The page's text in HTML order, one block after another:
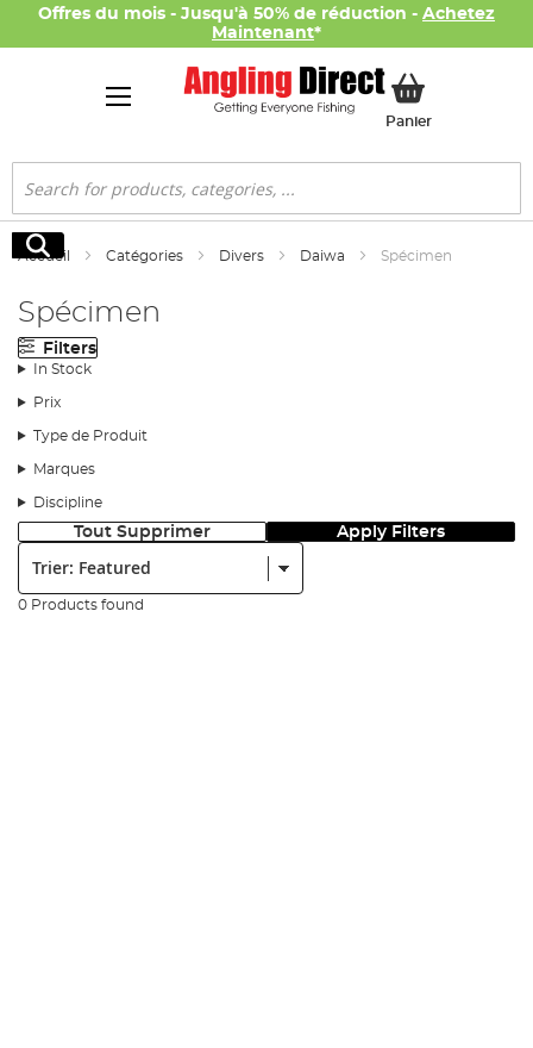
Offres du mois - Jusqu'à 50% de réduction - Achetez
Maintenant*
PanierMon panier
Rechercher
Rechercher
Accueil Catégories Divers Daiwa Spécimen
Spécimen
Filters
In Stock
Prix
Type de Produit
Marques
Discipline
Tout Supprimer Apply Filters
0 Products found